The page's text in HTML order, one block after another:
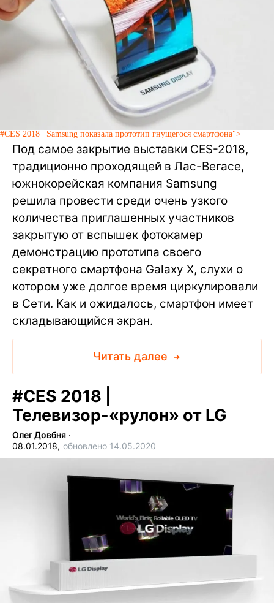
#CES 2018 | Samsung показала прототип гнущегося смартфона">
Под самое закрытие выставки CES-2018,
традиционно проходящей в Лас-Вегасе,
южнокорейская компания Samsung
решила провести среди очень узкого
количества приглашенных участников
закрытую от вспышек фотокамер
демонстрацию прототипа своего
секретного смартфона Galaxy X, слухи о
котором уже долгое время циркулировали
в Сети. Как и ожидалось, смартфон имеет
складывающийся экран.
Читать далее
#CES 2018 |
Телевизор-«рулон» от LG
Олег Довбня ∙
08.01.2018, обновлено 14.05.2020